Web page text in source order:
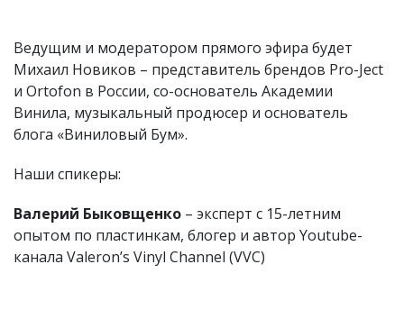
Ведущим и модератором прямого эфира будет
Михаил Новиков – представитель брендов Pro-Ject
и Ortofon в России, со-основатель Академии
Винила, музыкальный продюсер и основатель
блога «Виниловый Бум».
Наши спикеры:
Валерий Быковщенко – эксперт с 15-летним
опытом по пластинкам, блогер и автор Youtube-
канала Valeron’s Vinyl Channel (VVC)